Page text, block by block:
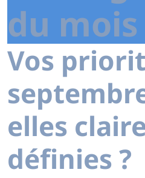
du mois
Vos
elles
définies ?